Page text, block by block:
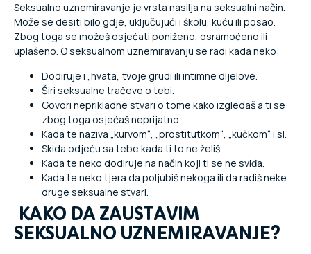
Seksualno uznemiravanje je vrsta nasilja na seksualni način.
Može se desiti bilo gdje, uključujući i školu, kuću ili posao.
Zbog toga se možeš osjećati poniženo, osramoćeno ili
uplašeno. O seksualnom uznemiravanju se radi kada neko:
Dodiruje i „hvata„ tvoje grudi ili intimne dijelove.
Širi seksualne tračeve o tebi.
Govori neprikladne stvari o tome kako izgledaš a ti se
zbog toga osjećaš neprijatno.
Kada te naziva „kurvom“, „prostitutkom“, „kučkom“ i sl.
Skida odjeću sa tebe kada ti to ne želiš.
Kada te neko dodiruje na način koji ti se ne sviđa.
Kada te neko tjera da poljubiš nekoga ili da radiš neke
druge seksualne stvari.
KAKO DA ZAUSTAVIM
SEKSUALNO UZNEMIRAVANJE?